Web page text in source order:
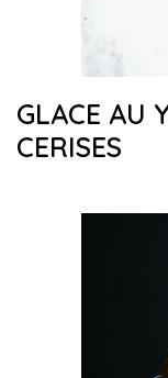
GLACE AU
CERISES